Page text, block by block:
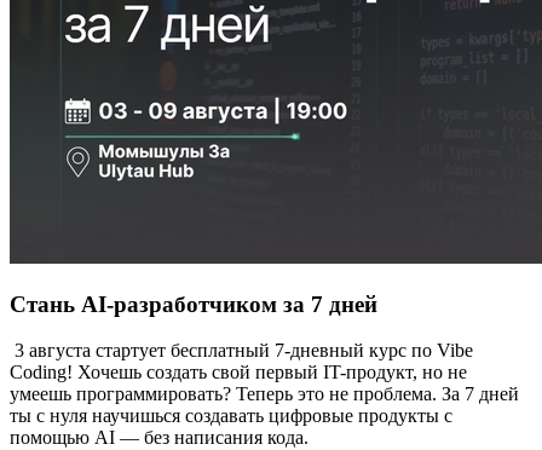
Стань AI-разработчиком за 7 дней
3 августа стартует бесплатный 7-дневный курс по Vibe
Coding! Хочешь создать свой первый IT-продукт, но не
умеешь программировать? Теперь это не проблема. За 7 дней
ты с нуля научишься создавать цифровые продукты с
помощью AI — без написания кода.